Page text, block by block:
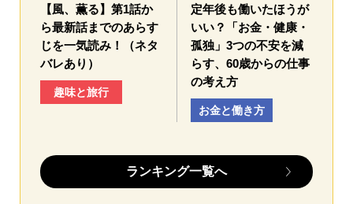
【風、薫る】第1話か
ら最新話までのあらす
じを一気読み！（ネタ
バレあり）
趣味と旅行
定年後も働いたほうが
いい？「お金・健康・
孤独」3つの不安を減
らす、60歳からの仕事
の考え方
お金と働き方
ランキング一覧へ